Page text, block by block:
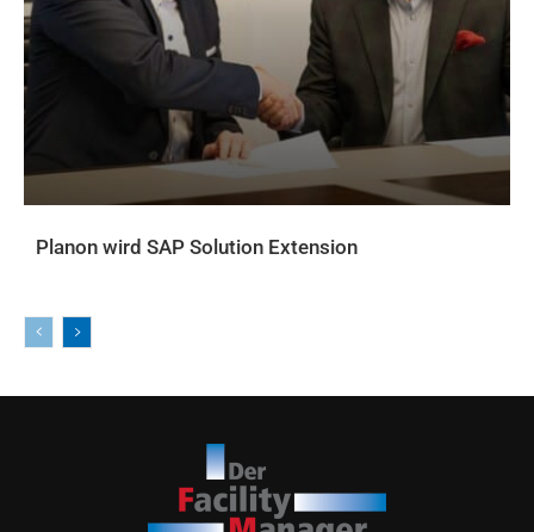
Planon wird SAP Solution Extension